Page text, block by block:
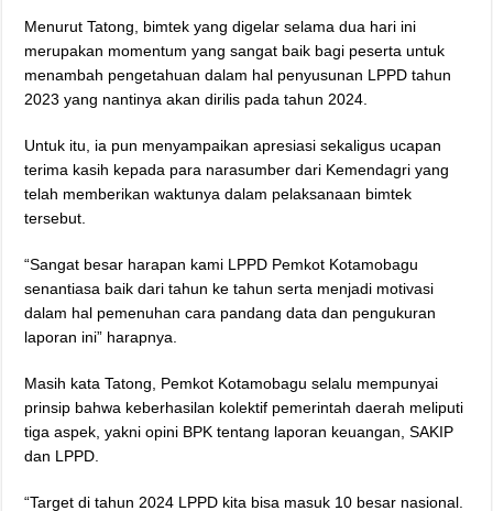
Menurut Tatong, bimtek yang digelar selama dua hari ini
merupakan momentum yang sangat baik bagi peserta untuk
menambah pengetahuan dalam hal penyusunan LPPD tahun
2023 yang nantinya akan dirilis pada tahun 2024.
Untuk itu, ia pun menyampaikan apresiasi sekaligus ucapan
terima kasih kepada para narasumber dari Kemendagri yang
telah memberikan waktunya dalam pelaksanaan bimtek
tersebut.
“Sangat besar harapan kami LPPD Pemkot Kotamobagu
senantiasa baik dari tahun ke tahun serta menjadi motivasi
dalam hal pemenuhan cara pandang data dan pengukuran
laporan ini” harapnya.
Masih kata Tatong, Pemkot Kotamobagu selalu mempunyai
prinsip bahwa keberhasilan kolektif pemerintah daerah meliputi
tiga aspek, yakni opini BPK tentang laporan keuangan, SAKIP
dan LPPD.
“Target di tahun 2024 LPPD kita bisa masuk 10 besar nasional.